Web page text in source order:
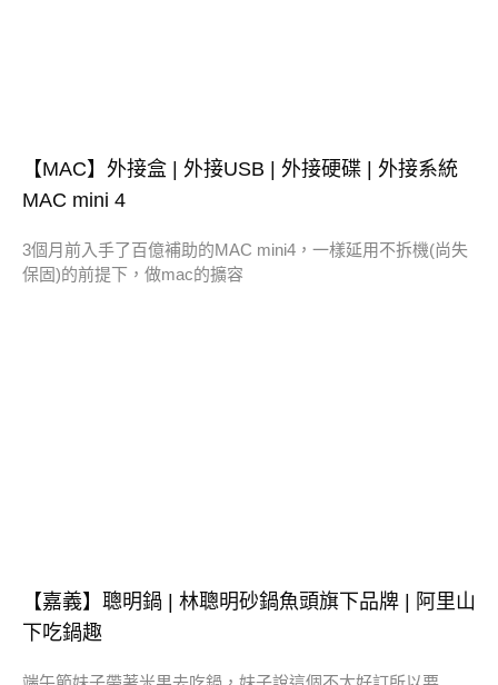
【MAC】外接盒 | 外接USB | 外接硬碟 | 外接系統
MAC mini 4
3個月前入手了百億補助的MAC mini4，一樣延用不拆機(尚失
保固)的前提下，做mac的擴容
【嘉義】聰明鍋 | 林聰明砂鍋魚頭旗下品牌 | 阿里山
下吃鍋趣